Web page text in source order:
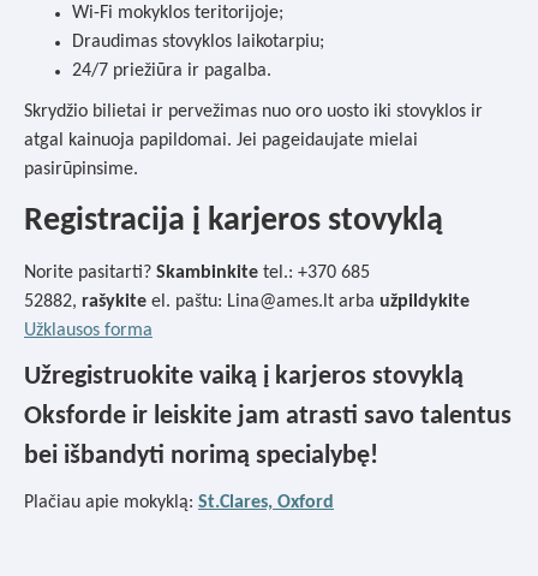
Wi-Fi mokyklos teritorijoje;
Draudimas stovyklos laikotarpiu;
24/7 priežiūra ir pagalba.
Skrydžio bilietai ir pervežimas nuo oro uosto iki stovyklos ir
atgal kainuoja papildomai. Jei pageidaujate mielai
pasirūpinsime.
Registracija į karjeros stovyklą
Norite pasitarti? Skambinkite tel.: +370 685
52882, rašykite el. paštu: Lina@ames.lt arba užpildykite
Užklausos forma
Užregistruokite vaiką į karjeros stovyklą
Oksforde ir leiskite jam atrasti savo talentus
bei išbandyti norimą specialybę!
Plačiau apie mokyklą: St.Clares, Oxford